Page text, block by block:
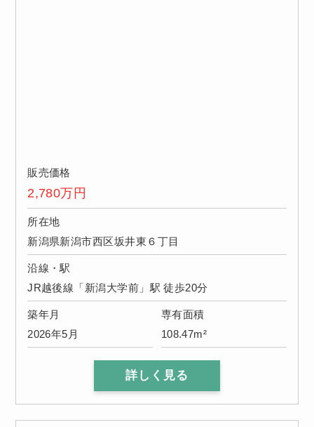
販売価格
2,780万円
所在地
新潟県新潟市西区坂井東６丁目
沿線・駅
JR越後線「新潟大学前」駅 徒歩20分
築年月
2026年5月
専有面積
108.47m²
詳しく見る